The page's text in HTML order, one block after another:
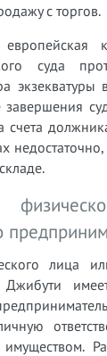
с торгов.
суда
экзекватуры
счета
лица
Джибути